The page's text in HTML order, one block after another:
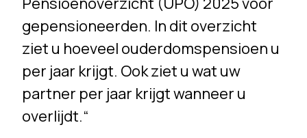
gepensioneerden. In dit overzicht
ziet u hoeveel ouderdomspensioen u
per jaar krijgt. Ook ziet u wat uw
partner per jaar krijgt wanneer u
overlijdt.“